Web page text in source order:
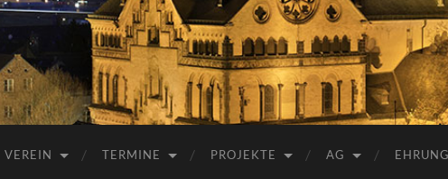
VEREIN TERMINE PROJEKTE AG